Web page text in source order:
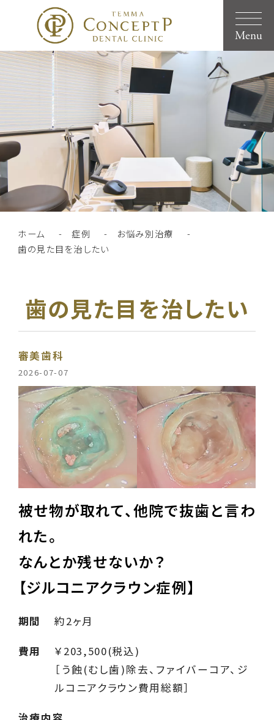
ホーム 症例
お悩み別治療
歯の見た目を治したい
歯の見た目を治したい
審美歯科
2026-07-07
被せ物が取れて、他院で抜歯と言わ
れた。
なんとか残せないか？
【ジルコニアクラウン症例】
期間 約2ヶ月
費用
￥203,500(税込)
［う蝕(むし歯)除去、ファイバーコア、ジ
ルコニアクラウン費用総額］
Menu